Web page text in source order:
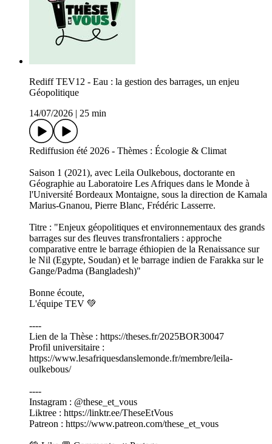
Rediff TEV12 - Eau : la gestion des barrages, un enjeu
Géopolitique
14/07/2026
25 min
Rediffusion été 2026 - Thèmes : Écologie & Climat
Saison 1 (2021), avec Leila Oulkebous, doctorante en
Géographie au Laboratoire Les Afriques dans le Monde à
l'Université Bordeaux Montaigne, sous la direction de Kamala
Marius-Gnanou, Pierre Blanc, Frédéric Lasserre.
Titre : "Enjeux géopolitiques et environnementaux des grands
barrages sur des fleuves transfrontaliers : approche
comparative entre le barrage éthiopien de la Renaissance sur
le Nil (Egypte, Soudan) et le barrage indien de Farakka sur le
Gange/Padma (Bangladesh)"
Bonne écoute,
L'équipe TEV 💚
----
Lien de la Thèse : https://theses.fr/2025BOR30047
Profil universitaire :
https://www.lesafriquesdanslemonde.fr/membre/leila-
oulkebous/
----
Instagram : @these_et_vous
Liktree : https://linktr.ee/TheseEtVous
Patreon : https://www.patreon.com/these_et_vous